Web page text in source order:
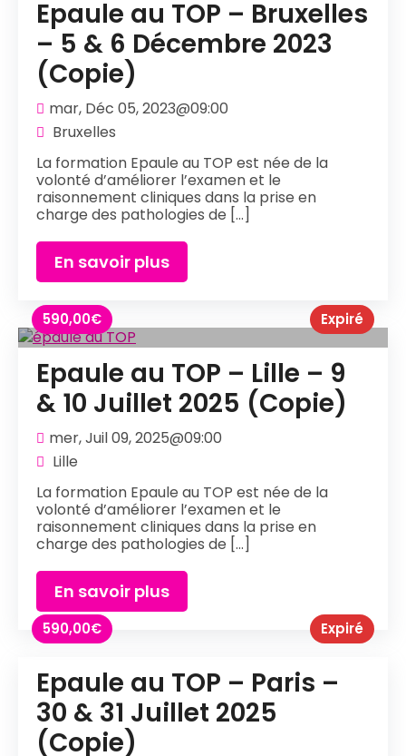
Epaule au TOP – Bruxelles
– 5 & 6 Décembre 2023
(Copie)
mar, Déc 05, 2023@09:00
Bruxelles
La formation Epaule au TOP est née de la
volonté d’améliorer l’examen et le
raisonnement cliniques dans la prise en
charge des pathologies de [...]
En savoir plus
Expiré
590,00€
Epaule au TOP – Lille – 9
& 10 Juillet 2025 (Copie)
mer, Juil 09, 2025@09:00
Lille
La formation Epaule au TOP est née de la
volonté d’améliorer l’examen et le
raisonnement cliniques dans la prise en
charge des pathologies de [...]
En savoir plus
Expiré
590,00€
Epaule au TOP – Paris –
30 & 31 Juillet 2025
(Copie)